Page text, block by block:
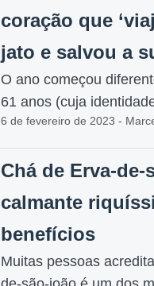
coração que
jato e salvou a
O ano começou
61 anos (cuja
6 de fevereiro de 2023 -
Chá de Erva-
calmante
benefícios
Muitas pessoas